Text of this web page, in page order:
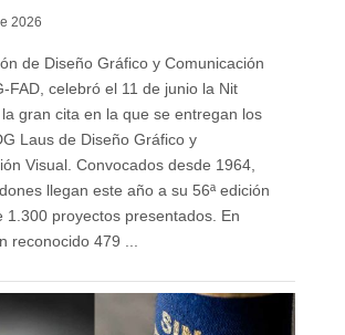
2026
de Diseño Gráfico y Comunicación
FAD, celebró el 11 de junio la Nit
gran cita en la que se entregan los
Laus de Diseño Gráfico y
Visual. Convocados desde 1964,
llegan este año a su 56ª edición
1.300 proyectos presentados. En
reconocido 479 ...